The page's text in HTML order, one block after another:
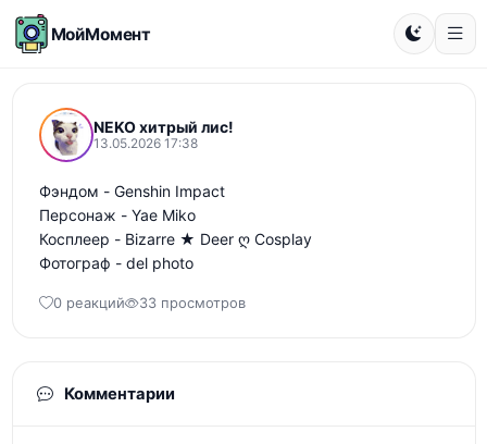
МойМомент
NEKO хитрый лис!
13.05.2026 17:38
Фэндом - Genshin Impact
Персонаж - Yae Miko
Косплеер - Bizarre ★ Deer ღ Cosplay
Фотограф - del photo
0 реакций 33 просмотров
Комментарии